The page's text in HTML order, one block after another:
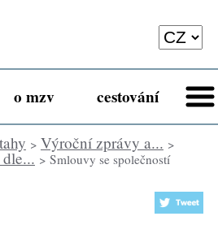
o mzv cestování
> Výroční zprávy a... >
> Smlouvy se společností